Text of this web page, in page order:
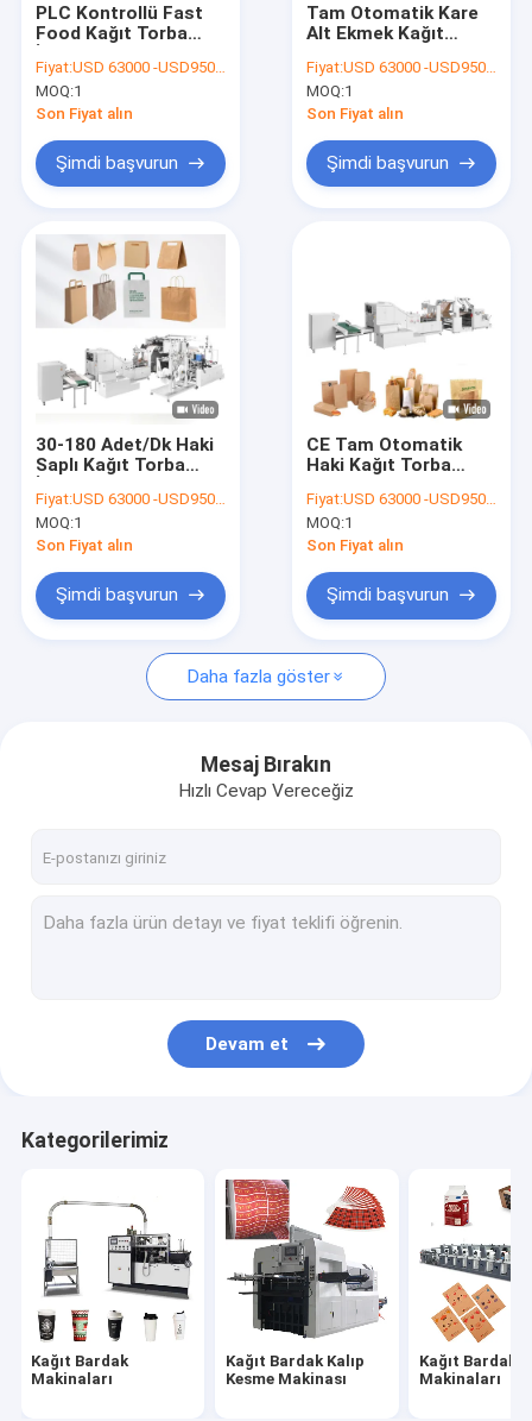
Ürün:% s
Hakkımızda
Fabrika turu
Haberler
Kağıt Bardak Makinaları
Kağıt Bardak Kalıp Kesme Makinası
Kağıt Öğle Yemeği Kutusu Makinesi
Kağıt Bardak Paketleme Makinası
Kağıt Tabak Makinaları
Kağıt Dilme Makinaları
Bardak Kapak Makinası
Kağıt Bardak Hammaddesi
PLC Kontrollü Fast
Food Kağıt Torba
8500kg
Fiyat:USD 63000 -USD95000
MOQ:1
Son Fiyat alın
Şimdi başvurun
Tam Otomatik Kare
Alt Ekmek Kağıt
1050mm Rulo
Genişliği
Fiyat:USD 63000 -USD95000
MOQ:1
Son Fiyat alın
Şimdi başvurun
30-180 Adet/Dk Haki
Saplı Kağıt Torba
Fiyat:USD 63000 -USD95000
MOQ:1
Son Fiyat alın
Şimdi başvurun
CE Tam Otomatik
Haki Kağıt Torba
Kağıt Kurye Çanta
Yapma Makinesi
Fiyat:USD 63000 -USD95000
MOQ:1
Son Fiyat alın
Şimdi başvurun
Daha fazla göster
Mesaj Bırakın
Hızlı Cevap Vereceğiz
Devam et
Kategorilerimiz
Kağıt Bardak
Makinaları
Kağıt Bardak Kalıp
Kesme Makinası
Kağıt Bardak
Makinaları